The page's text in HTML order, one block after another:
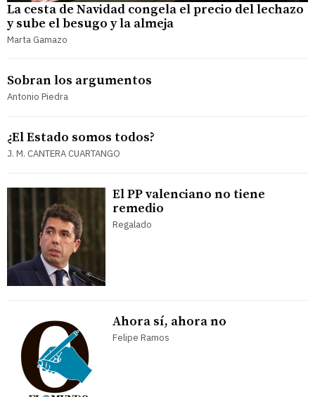
La cesta de Navidad congela el precio del lechazo
y sube el besugo y la almeja
Marta Gamazo
Sobran los argumentos
Antonio Piedra
¿El Estado somos todos?
J. M. CANTERA CUARTANGO
El PP valenciano no tiene
remedio
Regalado
Ahora sí, ahora no
Felipe Ramos